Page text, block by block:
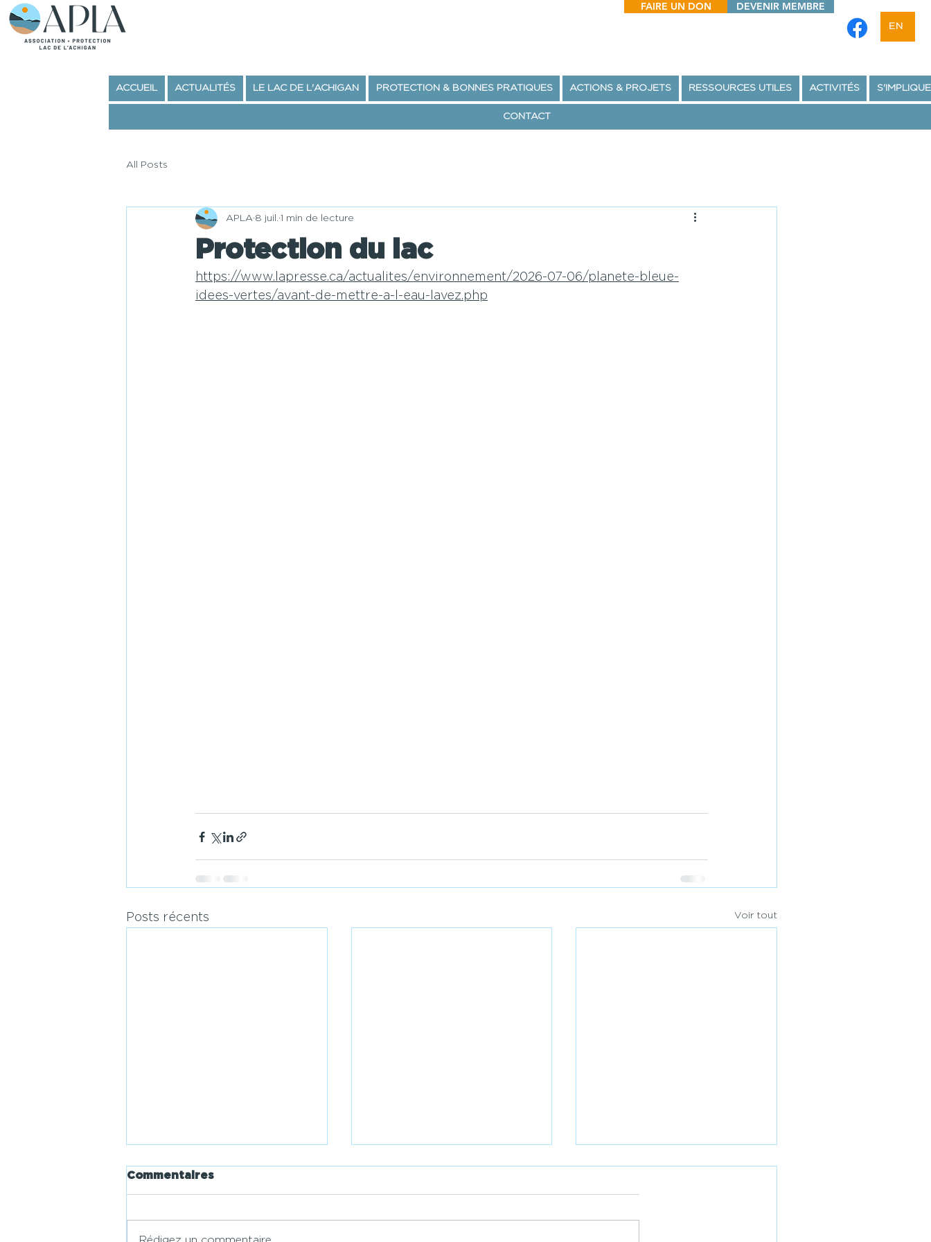
FAIRE UN DON DEVENIR MEMBRE
EN
ACCUEIL ACTUALITÉS LE LAC DE L'ACHIGAN PROTECTION & BONNES PRATIQUES ACTIONS & PROJETS RESSOURCES UTILES ACTIVITÉS
CONTACT
All Posts
Protection du lac
APLA 8 juil. 1 min de lecture
https://www.lapresse.ca/actualites/environnement/2026-07-06/planete-bleue-
idees-vertes/avant-de-mettre-a-l-eau-lavez.php
Posts récents Voir tout
Commentaires
Rédigez un commentaire...